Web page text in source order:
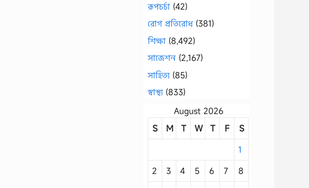
রূপচর্চা (42)
রোগ প্রতিরোধ(381)
শিক্ষা (8,492)
সাজেশন (2,167)
সাহিত্য(85)
স্বাস্থ্য(833)
August 2026
S
M T W T F
S
1
2
3 4 5 6 7
8